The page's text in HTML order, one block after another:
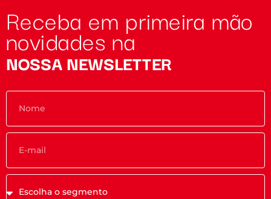
Receba em primeira mão
novidades na
NOSSA NEWSLETTER